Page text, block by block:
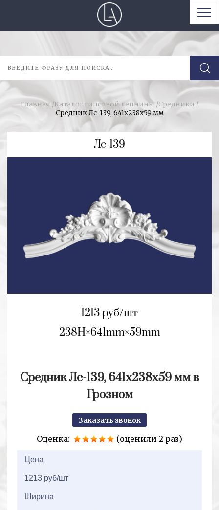
Главная /Каталог гипсовой лепнины /Средники /
Средник Лс-139, 641х238х59 мм
Лс-139
1213 руб/шт
238H 641mm 59mm
Средник Лс-139, 641х238х59 мм в
Грозном
Заказать звонок
Оценка:
(оценили 2 раз)
Цена
1213 руб/шт
Ширина